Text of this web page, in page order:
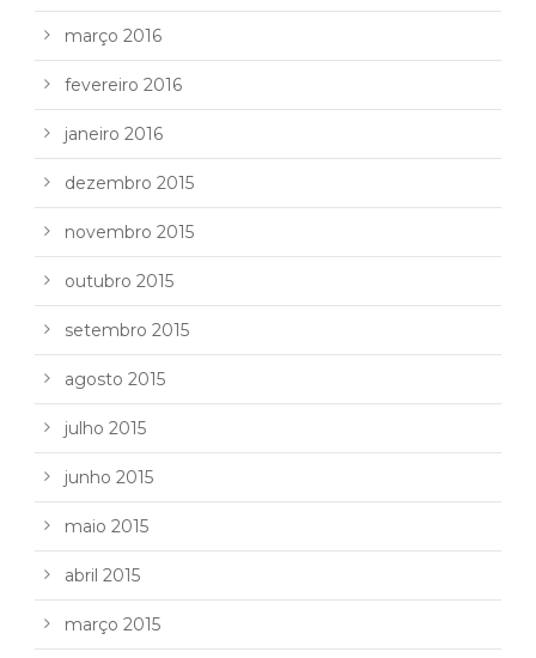
março 2016
fevereiro 2016
janeiro 2016
dezembro 2015
novembro 2015
outubro 2015
setembro 2015
agosto 2015
julho 2015
junho 2015
maio 2015
abril 2015
março 2015